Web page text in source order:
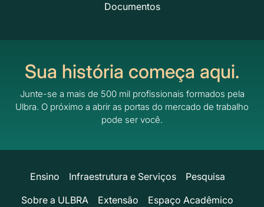
Documentos
Sua história começa aqui.
Junte-se a mais de 500 mil profissionais formados pela
Ulbra. O próximo a abrir as portas do mercado de trabalho
pode ser você.
Ensino Infraestrutura e Serviços
Pesquisa
Sobre a ULBRA
Extensão
Espaço Acadêmico